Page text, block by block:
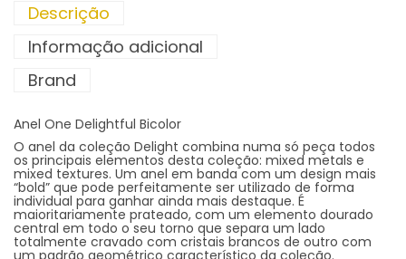
Descrição
Informação adicional
Brand
Anel One Delightful Bicolor
O anel da coleção Delight combina numa só peça todos
os principais elementos desta coleção: mixed metals e
mixed textures. Um anel em banda com um design mais
“bold” que pode perfeitamente ser utilizado de forma
individual para ganhar ainda mais destaque. É
maioritariamente prateado, com um elemento dourado
central em todo o seu torno que separa um lado
totalmente cravado com cristais brancos de outro com
um padrão geométrico característico da coleção.